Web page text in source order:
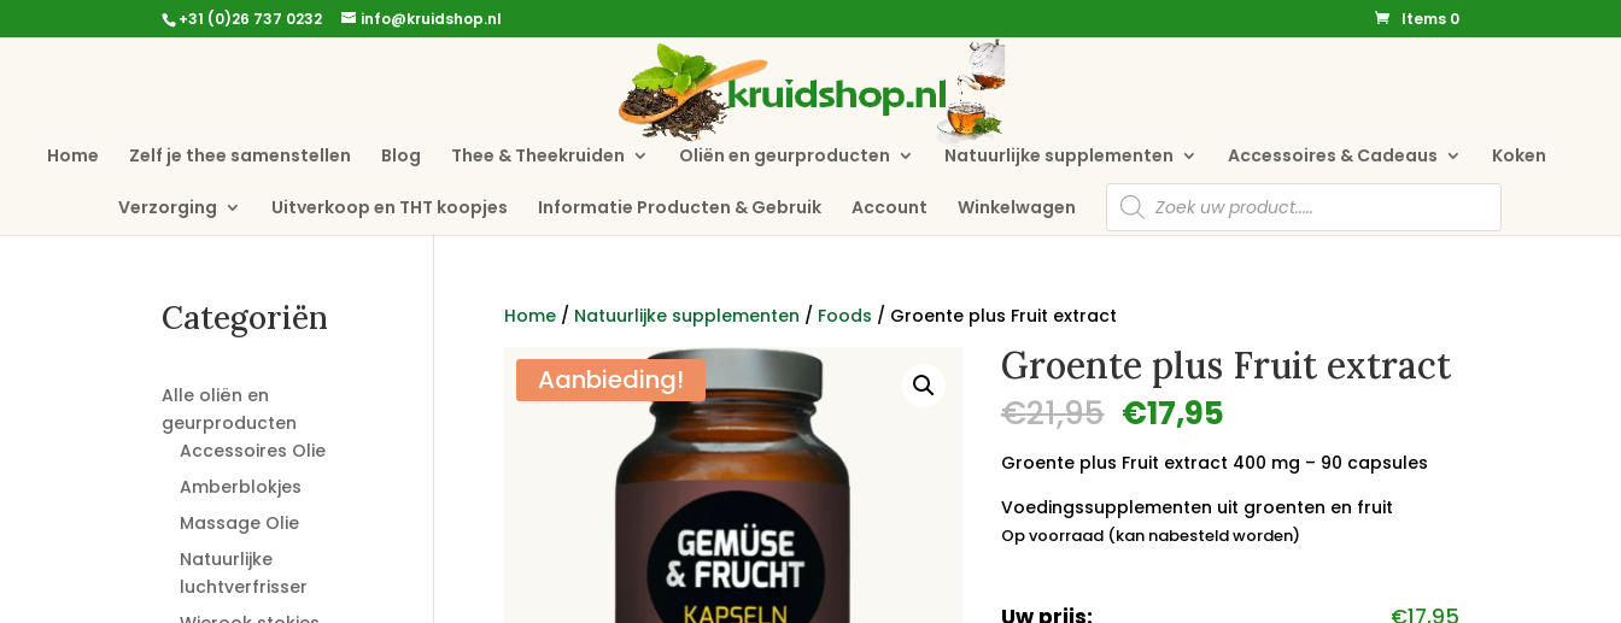
+31 (0)26 737 0232 info@kruidshop.nl Items 0
Home Zelf je thee samenstellen Blog Thee & Theekruiden Oliën en geurproducten Natuurlijke supplementen Accessoires & Cadeaus Koken
Verzorging Uitverkoop en THT koopjes Informatie Producten & Gebruik Account Winkelwagen
Producten
zoeken
Home/ Natuurlijke supplementen / Foods / Groente plus Fruit extract
Aanbieding! Groente plus Fruit extract
€21,95 Oorspronkelijke
prijs
was:
€21,95.
€17,95Huidige
is:
€17,95.
Groente plus Fruit extract 400 mg – 90 capsules
Voedingssupplementen uit groenten en fruit
Op voorraad (kan nabesteld worden)
Uw prijs: €17,95
Categoriën
Alle oliën en
geurproducten
Accessoires Olie
Amberblokjes
Massage Olie
Natuurlijke
luchtverfrisser